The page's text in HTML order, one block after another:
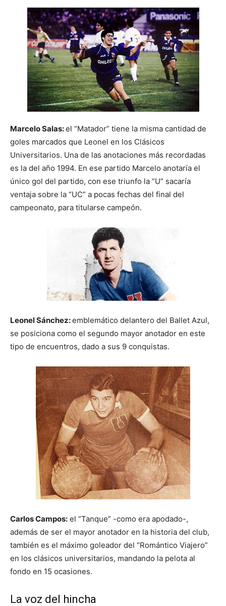
Marcelo Salas:el “Matador” tiene la misma cantidad de
goles marcados que Leonel en los Clásicos
Universitarios. Una de las anotaciones más recordadas
es la del año 1994. En ese partido Marcelo anotaría el
único gol del partido, con ese triunfo la “U” sacaría
ventaja sobre la “UC” a pocas fechas del final del
campeonato, para titularse campeón.
Leonel Sánchez:emblemático delantero del Ballet Azul,
se posiciona como el segundo mayor anotador en este
tipo de encuentros, dado a sus 9 conquistas.
Carlos Campos: el “Tanque” -como era apodado-,
además de ser el mayor anotador en la historia del club,
también es el máximo goleador del “Romántico Viajero”
en los clásicos universitarios, mandando la pelota al
fondo en 15 ocasiones.
La voz del hincha